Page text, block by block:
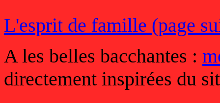
L'esprit de famille (page
A les belles bacchantes :
directement inspirées du